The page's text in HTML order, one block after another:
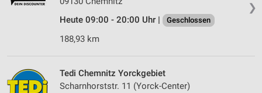
❯
Heute 09:00 - 20:00 Uhr |
Geschlossen
188,93 km
Tedi Chemnitz Yorckgebiet
Scharnhorststr. 11 (Yorck-Center)